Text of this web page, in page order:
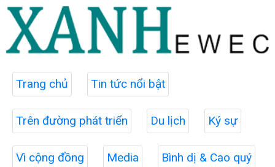
Trang chủ Tin tức nổi bật
Trên đường phát triển Du lịch Ký sự
Vì cộng đồng Media Bình dị & Cao quý